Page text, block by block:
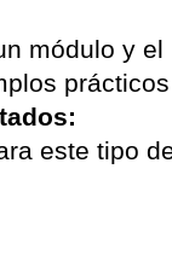
módulo y
prácticos
este tipo